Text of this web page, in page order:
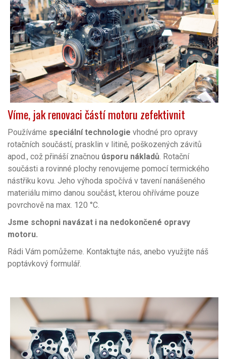
Víme, jak renovaci částí motoru zefektivnit
Používáme speciální technologie vhodné pro opravy
rotačních součástí, prasklin v litině, poškozených závitů
apod., což přináší značnou úsporu nákladů . Rotační
součásti a rovinné plochy renovujeme pomocí termického
nástřiku kovu. Jeho výhoda spočívá v tavení nanášeného
materiálu mimo danou součást, kterou ohříváme pouze
povrchově na max. 120 °C.
Jsme schopni navázat i na nedokončené opravy
motoru.
Rádi Vám pomůžeme. Kontaktujte nás, anebo využijte náš
poptávkový formulář.